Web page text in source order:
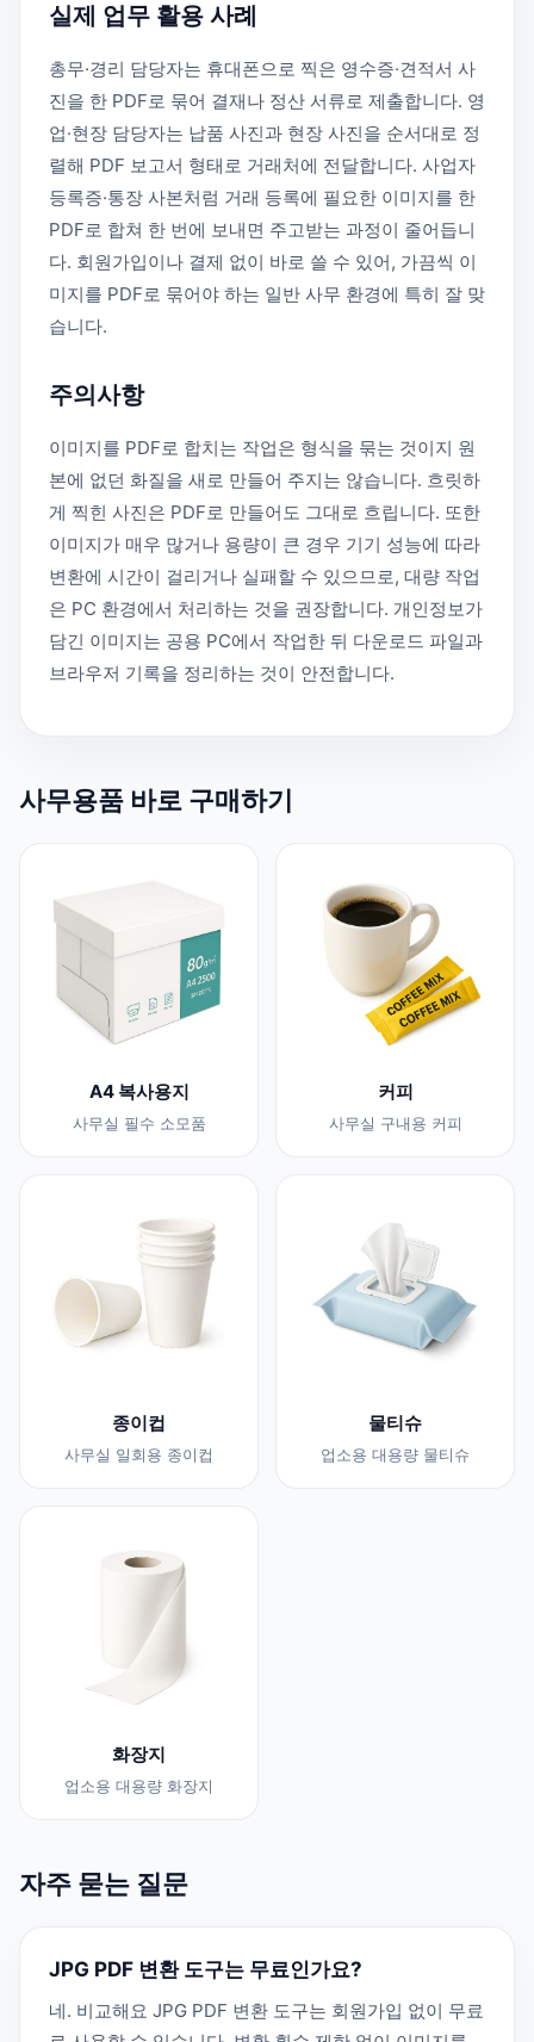
실제 업무 활용 사례
총무·경리 담당자는 휴대폰으로 찍은 영수증·견적서 사
진을 한 PDF로 묶어 결재나 정산 서류로 제출합니다. 영
업·현장 담당자는 납품 사진과 현장 사진을 순서대로 정
렬해 PDF 보고서 형태로 거래처에 전달합니다. 사업자
등록증·통장 사본처럼 거래 등록에 필요한 이미지를 한
PDF로 합쳐 한 번에 보내면 주고받는 과정이 줄어듭니
다. 회원가입이나 결제 없이 바로 쓸 수 있어, 가끔씩 이
미지를 PDF로 묶어야 하는 일반 사무 환경에 특히 잘 맞
습니다.
주의사항
이미지를 PDF로 합치는 작업은 형식을 묶는 것이지 원
본에 없던 화질을 새로 만들어 주지는 않습니다. 흐릿하
게 찍힌 사진은 PDF로 만들어도 그대로 흐립니다. 또한
이미지가 매우 많거나 용량이 큰 경우 기기 성능에 따라
변환에 시간이 걸리거나 실패할 수 있으므로, 대량 작업
은 PC 환경에서 처리하는 것을 권장합니다. 개인정보가
담긴 이미지는 공용 PC에서 작업한 뒤 다운로드 파일과
브라우저 기록을 정리하는 것이 안전합니다.
사무용품 바로 구매하기
A4 복사용지
사무실 필수 소모품
커피
사무실 구내용 커피
종이컵
사무실 일회용 종이컵
물티슈
업소용 대용량 물티슈
화장지
업소용 대용량 화장지
자주 묻는 질문
JPG PDF 변환 도구는 무료인가요?
네. 비교해요 JPG PDF 변환 도구는 회원가입 없이 무료